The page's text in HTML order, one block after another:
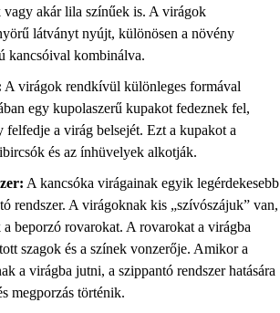
vagy akár lila színűek is. A virágok
látványt nyújt, különösen a növény
kancsóival kombinálva.
A virágok rendkívül különleges formával
egy kupolaszerű kupakot fedeznek fel,
a virág belsejét. Ezt a kupakot a
és az ínhüvelyek alkotják.
A kancsóka virágainak egyik legérdekesebb
rendszer. A virágoknak kis „szívószájuk” van,
beporzó rovarokat. A rovarokat a virágba
szagok és a színek vonzerője. Amikor a
a virágba jutni, a szippantó rendszer hatására
megporzás történik.